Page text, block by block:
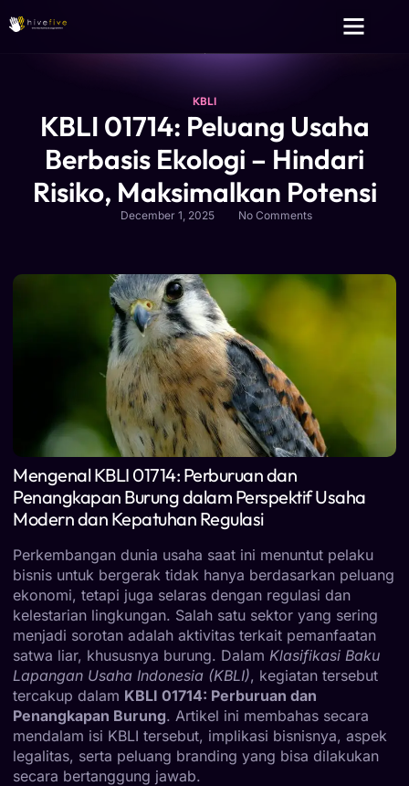
KBLI
KBLI 01714: Peluang Usaha
Berbasis Ekologi – Hindari
Risiko, Maksimalkan Potensi
December 1, 2025 No Comments
Mengenal KBLI 01714: Perburuan dan
Penangkapan Burung dalam Perspektif Usaha
Modern dan Kepatuhan Regulasi
Perkembangan dunia usaha saat ini menuntut pelaku
bisnis untuk bergerak tidak hanya berdasarkan peluang
ekonomi, tetapi juga selaras dengan regulasi dan
kelestarian lingkungan. Salah satu sektor yang sering
menjadi sorotan adalah aktivitas terkait pemanfaatan
satwa liar, khususnya burung. Dalam Klasifikasi Baku
Lapangan Usaha Indonesia (KBLI), kegiatan tersebut
tercakup dalam KBLI 01714: Perburuan dan
Penangkapan Burung. Artikel ini membahas secara
mendalam isi KBLI tersebut, implikasi bisnisnya, aspek
legalitas, serta peluang branding yang bisa dilakukan
secara bertanggung jawab.